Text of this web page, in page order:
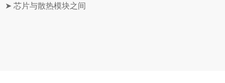
➤ 芯片与散热模块之间